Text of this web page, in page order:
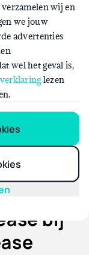
bij
wij en
we jouw
advertenties
wel het geval is,
lezen